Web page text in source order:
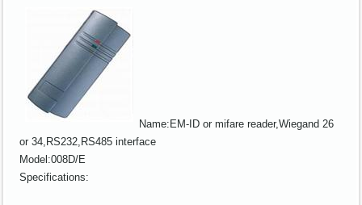
Name:EM-ID or mifare reader,Wiegand 26
or 34,RS232,RS485 interface
Model:008D/E
Specifications: